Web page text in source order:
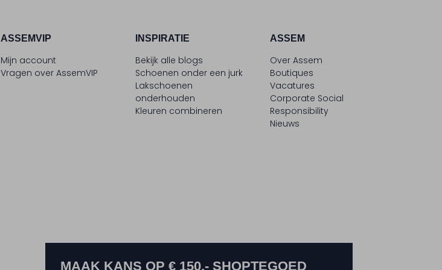
ASSEMVIP
Mijn account
Vragen over AssemVIP
INSPIRATIE
Bekijk alle blogs
Schoenen onder een jurk
Lakschoenen
onderhouden
Kleuren combineren
ASSEM
Over Assem
Boutiques
Vacatures
Corporate Social
Responsibility
Nieuws
MAAK KANS OP € 150,- SHOPTEGOED